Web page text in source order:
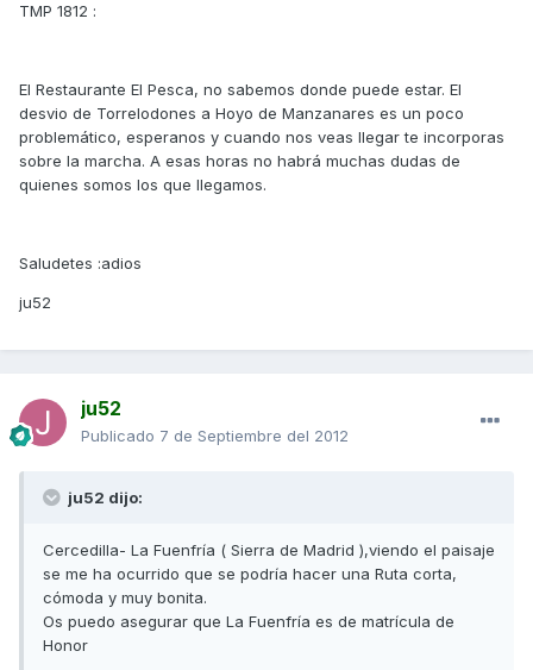
TMP 1812 :
El Restaurante El Pesca, no sabemos donde puede estar. El
desvio de Torrelodones a Hoyo de Manzanares es un poco
problemático, esperanos y cuando nos veas llegar te incorporas
sobre la marcha. A esas horas no habrá muchas dudas de
quienes somos los que llegamos.
Saludetes :adios
ju52
ju52
Publicado 7 de Septiembre del 2012
ju52 dijo:
Cercedilla- La Fuenfría ( Sierra de Madrid ),viendo el paisaje
se me ha ocurrido que se podría hacer una Ruta corta,
cómoda y muy bonita.
Os puedo asegurar que La Fuenfría es de matrícula de
Honor